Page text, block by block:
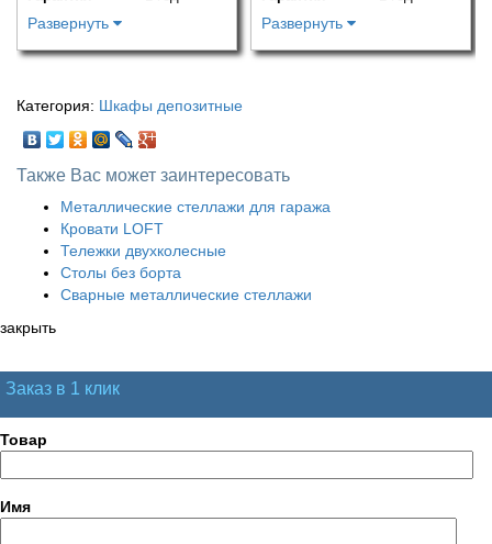
Развернуть Развернуть
Категория: Шкафы депозитные
Также Вас может заинтересовать
Металлические стеллажи для гаража
Кровати LOFT
Тележки двухколесные
Столы без борта
Сварные металлические стеллажи
закрыть
Заказ в 1 клик
Товар
Имя